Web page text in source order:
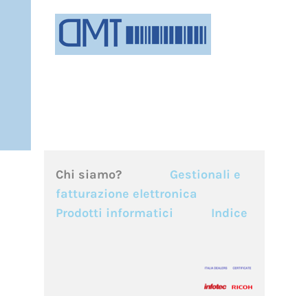
Chi siamo?
Gestionali e
fatturazione elettronica
Prodotti informatici
Indice